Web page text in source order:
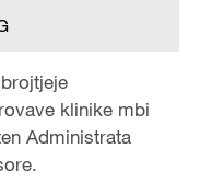
klinike mbi
Administrata